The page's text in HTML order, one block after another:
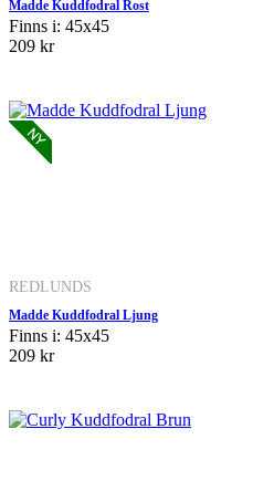
Madde Kuddfodral Rost
Finns i: 45x45
209 kr
REDLUNDS
Madde Kuddfodral Ljung
Finns i: 45x45
209 kr